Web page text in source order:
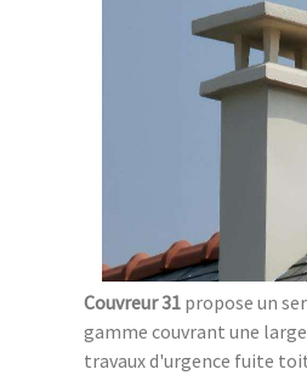
Couvreur 31 propose un
gamme couvrant une
travaux d'urgence fuite